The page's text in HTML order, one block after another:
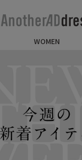
WOMEN